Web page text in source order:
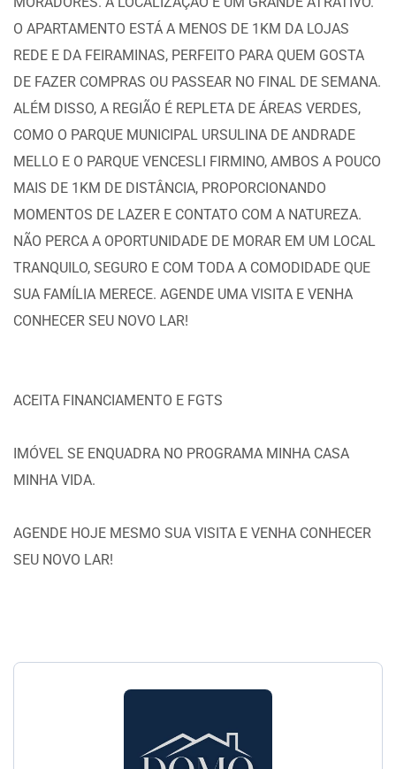
O APARTAMENTO ESTÁ A MENOS DE 1KM DA LOJAS
REDE E DA FEIRAMINAS, PERFEITO PARA QUEM GOSTA
DE FAZER COMPRAS OU PASSEAR NO FINAL DE SEMANA.
ALÉM DISSO, A REGIÃO É REPLETA DE ÁREAS VERDES,
COMO O PARQUE MUNICIPAL URSULINA DE ANDRADE
MELLO E O PARQUE VENCESLI FIRMINO, AMBOS A POUCO
MAIS DE 1KM DE DISTÂNCIA, PROPORCIONANDO
MOMENTOS DE LAZER E CONTATO COM A NATUREZA.
NÃO PERCA A OPORTUNIDADE DE MORAR EM UM LOCAL
TRANQUILO, SEGURO E COM TODA A COMODIDADE QUE
SUA FAMÍLIA MERECE. AGENDE UMA VISITA E VENHA
CONHECER SEU NOVO LAR!
ACEITA FINANCIAMENTO E FGTS
IMÓVEL SE ENQUADRA NO PROGRAMA MINHA CASA
MINHA VIDA.
AGENDE HOJE MESMO SUA VISITA E VENHA CONHECER
SEU NOVO LAR!